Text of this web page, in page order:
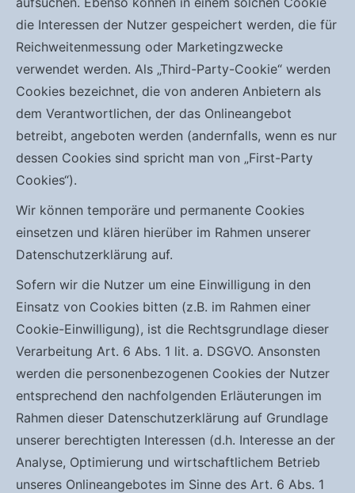
die Interessen der Nutzer gespeichert werden, die für
Reichweitenmessung oder Marketingzwecke
verwendet werden. Als „Third-Party-Cookie“ werden
Cookies bezeichnet, die von anderen Anbietern als
dem Verantwortlichen, der das Onlineangebot
betreibt, angeboten werden (andernfalls, wenn es nur
dessen Cookies sind spricht man von „First-Party
Cookies“).
Wir können temporäre und permanente Cookies
einsetzen und klären hierüber im Rahmen unserer
Datenschutzerklärung auf.
Sofern wir die Nutzer um eine Einwilligung in den
Einsatz von Cookies bitten (z.B. im Rahmen einer
Cookie-Einwilligung), ist die Rechtsgrundlage dieser
Verarbeitung Art. 6 Abs. 1 lit. a. DSGVO. Ansonsten
werden die personenbezogenen Cookies der Nutzer
entsprechend den nachfolgenden Erläuterungen im
Rahmen dieser Datenschutzerklärung auf Grundlage
unserer berechtigten Interessen (d.h. Interesse an der
Analyse, Optimierung und wirtschaftlichem Betrieb
unseres Onlineangebotes im Sinne des Art. 6 Abs. 1